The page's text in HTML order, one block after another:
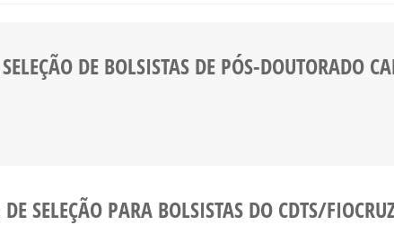
DE BOLSISTAS DE PÓS-DOUTORADO
SELEÇÃO PARA BOLSISTAS DO CDTS/